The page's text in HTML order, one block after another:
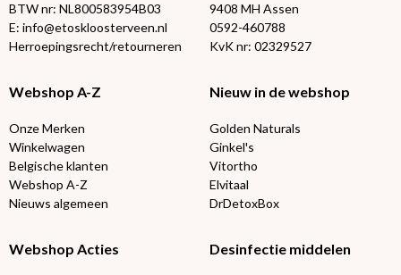
BTW nr: NL800583954B03
E: info@etoskloosterveen.nl
Herroepingsrecht/retourneren
9408 MH Assen
0592-460788
KvK nr: 02329527
Webshop A-Z
Onze Merken
Winkelwagen
Belgische klanten
Webshop A-Z
Nieuws algemeen
Nieuw in de webshop
Golden Naturals
Ginkel's
Vitortho
Elvitaal
DrDetoxBox
Webshop Acties Desinfectie middelen